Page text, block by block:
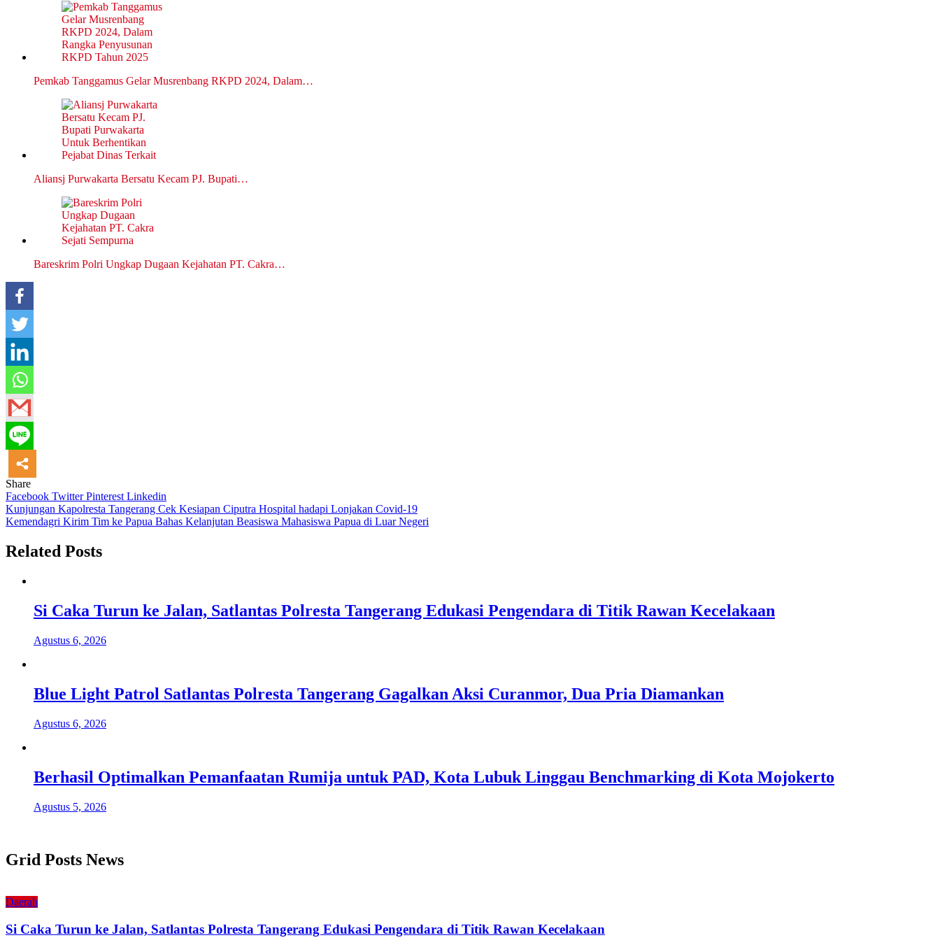
Pemkab Tanggamus Gelar Musrenbang RKPD 2024, Dalam…
Aliansj Purwakarta Bersatu Kecam PJ. Bupati…
Bareskrim Polri Ungkap Dugaan Kejahatan PT. Cakra…
Share
Facebook TwitterPinterest Linkedin
Navigasi
pos
Kunjungan Kapolresta Tangerang Cek Kesiapan Ciputra Hospital hadapi Lonjakan Covid-19
Kemendagri Kirim Tim ke Papua Bahas Kelanjutan Beasiswa Mahasiswa Papua di Luar Negeri
Related Posts
Si Caka Turun ke Jalan, Satlantas Polresta Tangerang Edukasi Pengendara di Titik Rawan Kecelakaan
Agustus 6, 2026
Blue Light Patrol Satlantas Polresta Tangerang Gagalkan Aksi Curanmor, Dua Pria Diamankan
Agustus 6, 2026
Berhasil Optimalkan Pemanfaatan Rumija untuk PAD, Kota Lubuk Linggau Benchmarking di Kota Mojokerto
Agustus 5, 2026
Grid Posts News
Daerah
Si Caka Turun ke Jalan, Satlantas Polresta Tangerang Edukasi Pengendara di Titik Rawan Kecelakaan